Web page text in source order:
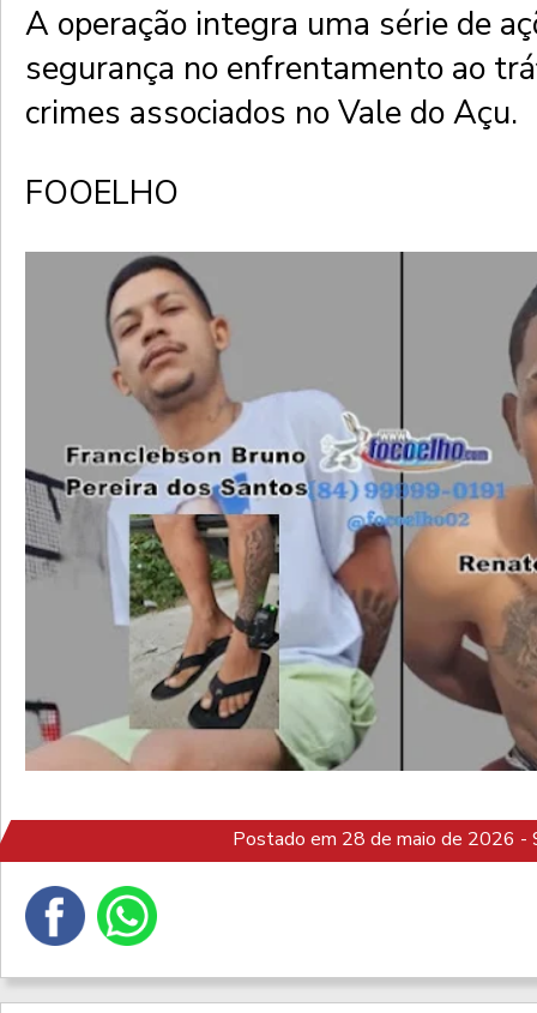
A operação integra uma série de
segurança no enfrentamento ao
crimes associados no Vale do Açu.
FOOELHO
Postado em 28 de maio de 2026 -